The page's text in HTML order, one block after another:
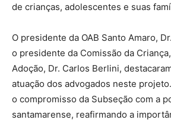
de crianças, adolescentes e suas
O presidente da OAB Santo Amaro,
o presidente da Comissão da
Adoção, Dr. Carlos Berlini,
atuação dos advogados neste
o compromisso da Subseção com a
santamarense, reafirmando a